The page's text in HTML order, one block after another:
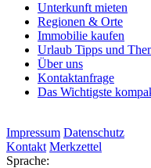
Unterkunft mieten
Regionen & Orte
Immobilie kaufen
Urlaub Tipps und
Über uns
Kontaktanfrage
Das Wichtigste
Impressum Datenschutz
Kontakt Merkzettel
Sprache: